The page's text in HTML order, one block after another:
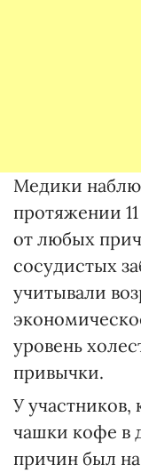
Медики
протяжении
от любых
сосудистых
учитывали
уровень
привычки.
У
чашки кофе в
причин был